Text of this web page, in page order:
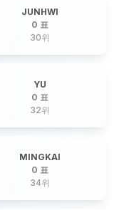
JUNHWI
0 표
30위
YU
0 표
32위
MINGKAI
0 표
34위